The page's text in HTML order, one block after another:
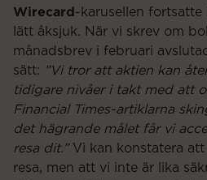
Wirecard-karusellen
lätt åksjuk. När vi skrev om
månadsbrev i februari
sätt: ”Vi tror att aktien kan
tidigare nivåer i takt med att
Financial Times-artiklarna
det hägrande målet får vi
resa dit.”Vi kan konstatera
resa, men att vi inte är lika